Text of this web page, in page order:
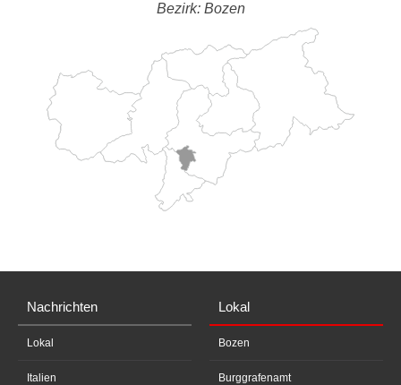
Bezirk: Bozen
Nachrichten
Lokal
Italien
Lokal
Bozen
Burggrafenamt